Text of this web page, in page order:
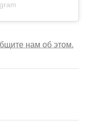
нам об этом.